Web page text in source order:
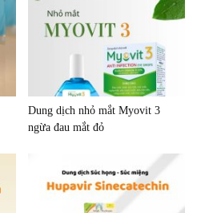
Dung dịch nhỏ mắt Myovit 3
ngừa đau mắt đỏ